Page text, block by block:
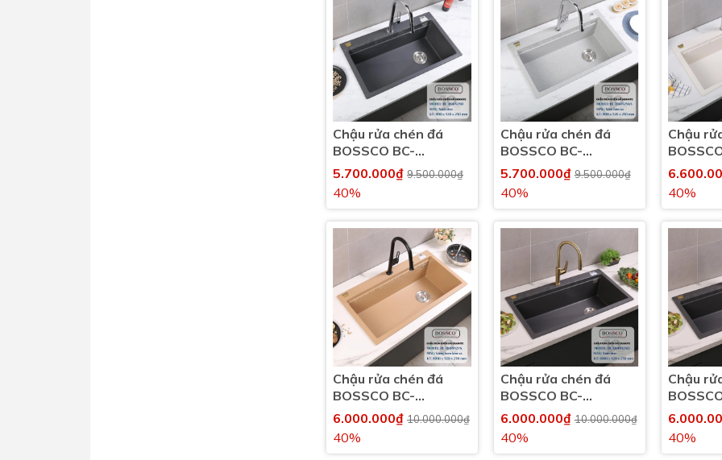
Chậu rửa chén đá
BOSSCO BC-
B9052XĐ 1 hộc
5.700.000₫ 9.500.000₫
40%
Chậu rửa chén đá
BOSSCO BC-
B9052XKS 1 hộc
5.700.000₫9.500.000₫
40%
Chậu
40%
Chậu rửa chén đá
BOSSCO BC-
B10052VK 1 hộc
6.000.000₫ 10.000.000₫
40%
Chậu rửa chén đá
BOSSCO BC-
B10052NKS 1 hộc
6.000.000₫10.000.000₫
40%
Chậu
40%